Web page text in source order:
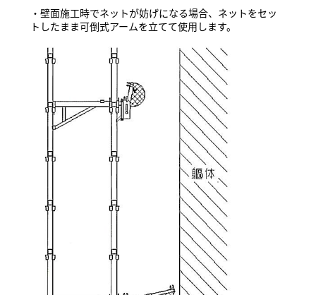
・壁面施工時でネットが妨げになる場合、ネットをセッ
トしたまま可倒式アームを立てて使用します。